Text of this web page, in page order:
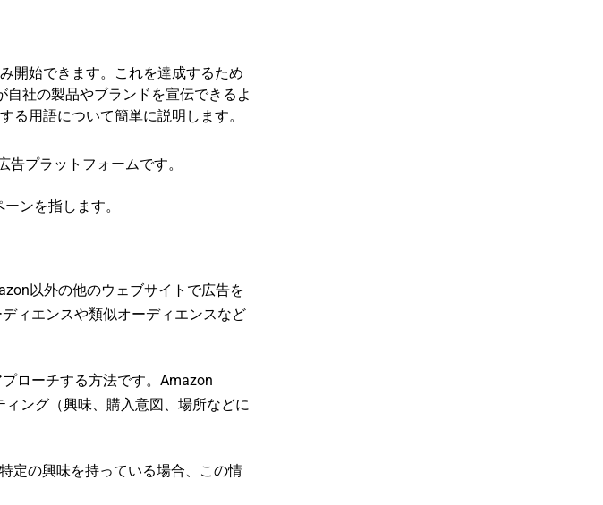
開始できます。これを達成するため
社の製品やブランドを宣伝できるよ
る用語について簡単に説明します。
プラットフォームです。
ンを指します。
以外の他のウェブサイトで広告を
ィエンスや類似オーディエンスなど
ローチする方法です。Amazon
ング（興味、購入意図、場所などに
定の興味を持っている場合、この情